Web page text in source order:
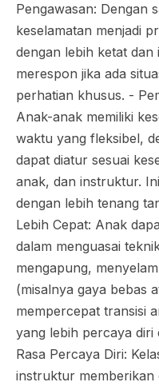
Pengawasan: Dengan
keselamatan menjadi
dengan lebih ketat
merespon jika ada
perhatian khusus. -
Anak-anak memiliki
waktu yang fleksibel,
dapat diatur sesuai
anak, dan instruktur.
dengan lebih tenang
Lebih Cepat: Anak
dalam menguasai
mengapung,
(misalnya gaya bebas
mempercepat transisi
yang lebih percaya diri
Rasa Percaya Diri:
instruktur memberikan